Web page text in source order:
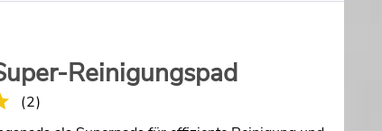
Reinigungspad
(2)